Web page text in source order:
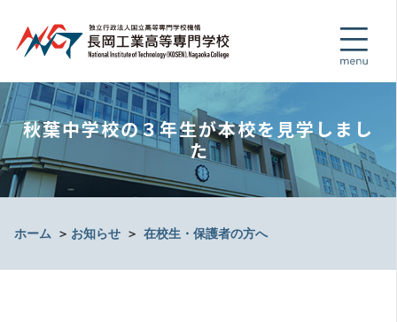
秋葉中学校の３年生が本校を見学しまし
た
ホーム ＞ お知らせ ＞ 在校生・保護者の方へ